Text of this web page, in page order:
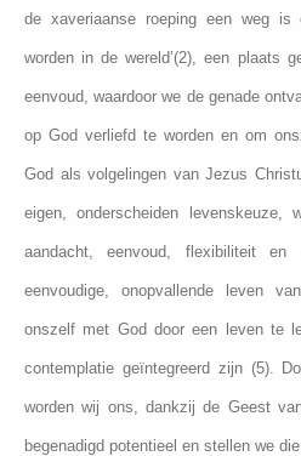
de xaveriaanse roeping een weg
worden in de wereld’(2), een plaats
eenvoud, waardoor we de genade
op God verliefd te worden en om
God als volgelingen van Jezus
eigen, onderscheiden levenskeuze,
aandacht, eenvoud, flexibiliteit en
eenvoudige, onopvallende leven
onszelf met God door een leven te
contemplatie geïntegreerd zijn (5).
worden wij ons, dankzij de Geest
begenadigd potentieel en stellen we